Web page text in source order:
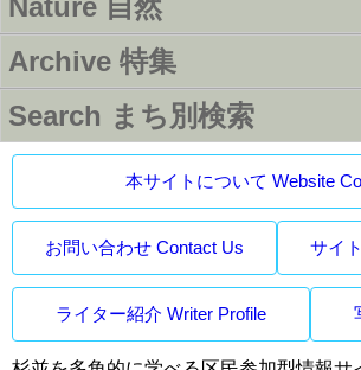
Archive 特集
Search まち別検索
本サイトについて Website
お問い合わせ Contact Us サイ
ライター紹介 Writer Profile